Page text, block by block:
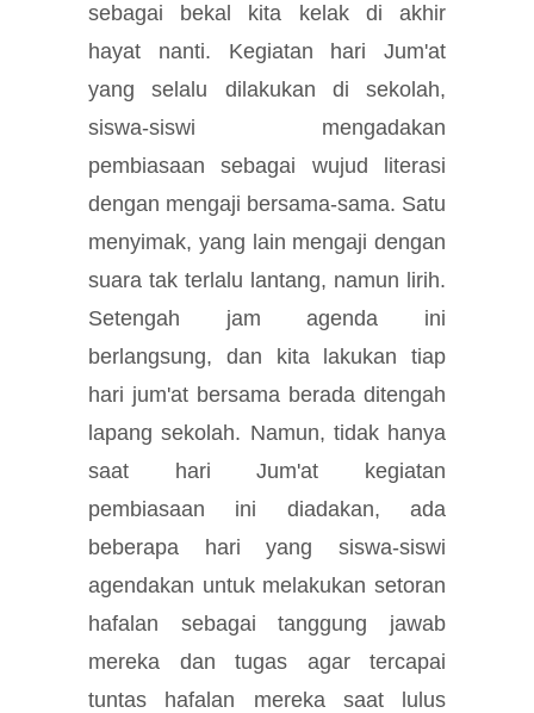
sebagai bekal kita kelak di akhir
hayat nanti. Kegiatan hari Jum'at
yang selalu dilakukan di sekolah,
siswa-siswi mengadakan
pembiasaan sebagai wujud literasi
dengan mengaji bersama-sama. Satu
menyimak, yang lain mengaji dengan
suara tak terlalu lantang, namun lirih.
Setengah jam agenda ini
berlangsung, dan kita lakukan tiap
hari jum'at bersama berada ditengah
lapang sekolah. Namun, tidak hanya
saat hari Jum'at kegiatan
pembiasaan ini diadakan, ada
beberapa hari yang siswa-siswi
agendakan untuk melakukan setoran
hafalan sebagai tanggung jawab
mereka dan tugas agar tercapai
tuntas hafalan mereka saat lulus